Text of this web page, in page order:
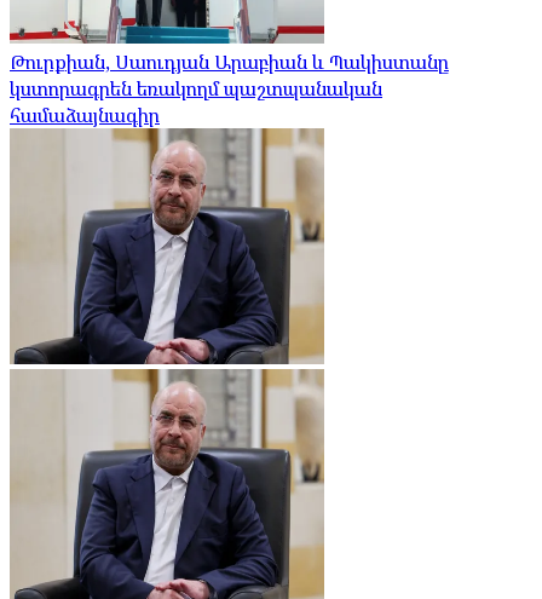
Թուրքիան, Սաուդյան Արաբիան և Պակիստանը
կստորագրեն եռակողմ պաշտպանական
համաձայնագիր